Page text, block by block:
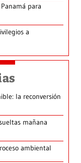
para
a
la reconversión
mañana
ambiental